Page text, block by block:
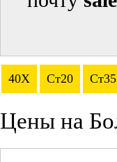
40Х Ст20 Ст35
Цены на